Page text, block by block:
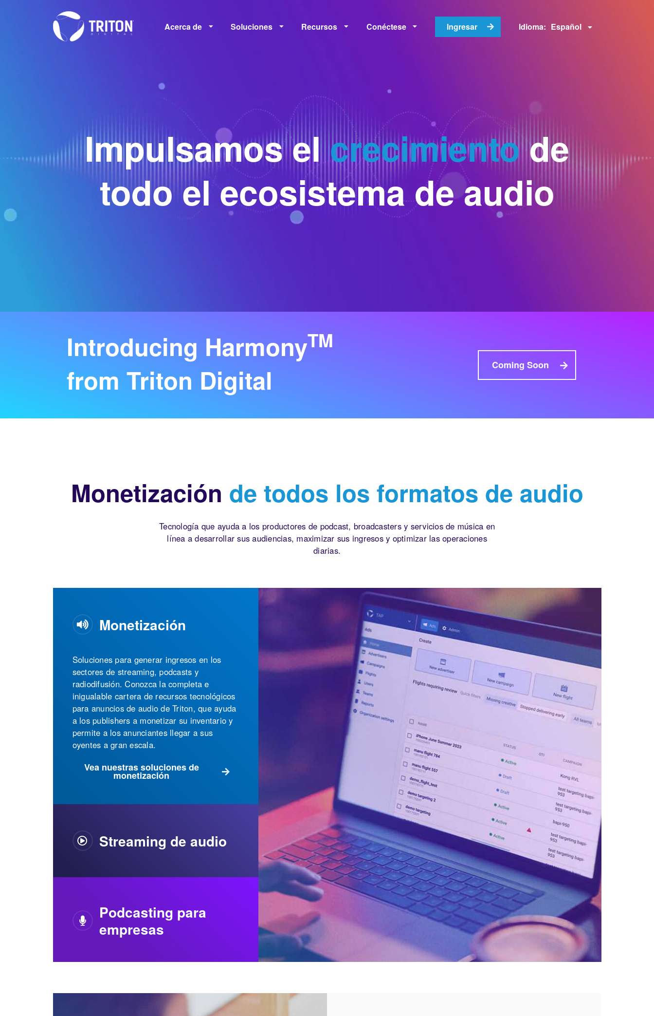
Acerca de Soluciones
Medición
Recursos
Capacitación
Conéctese
Políticas
Ingresar Idioma: Español
Impulsamos elcrecimientode
todo el ecosistema de audio
Introducing HarmonyTM
from Triton Digital Coming Soon
Monetización de todos los formatos de audio
Tecnología que ayuda a los productores de podcast, broadcasters y servicios de música en
línea a desarrollar sus audiencias, maximizar sus ingresos y optimizar las operaciones
diarias.
Monetización
Streaming de audio
La tecnología de audio en streaming más
confiable de la industria. Es flexible,
y operada y gestionada al 100 % de manera
streaming de audio
Podcasting para
empresas